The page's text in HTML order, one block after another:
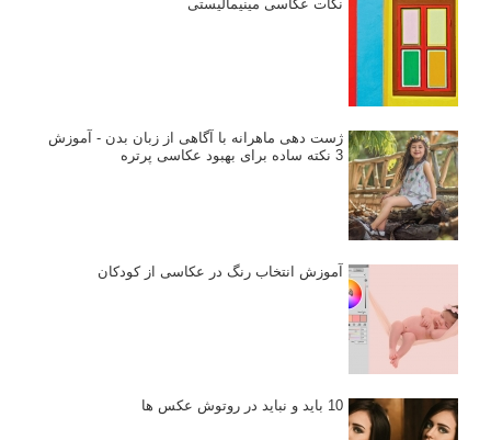
نکات عکاسی مینیمالیستی
ژست دهی ماهرانه با آگاهی از زبان بدن - آموزش
3 نکته ساده برای بهبود عکاسی پرتره
آموزش انتخاب رنگ در عکاسی از کودکان
10 باید و نباید در روتوش عکس ها